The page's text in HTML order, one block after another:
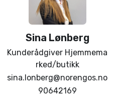
Sina Lønberg
Kunderådgiver Hjemmema
rked/butikk
sina.lonberg@norengos.no
90642169